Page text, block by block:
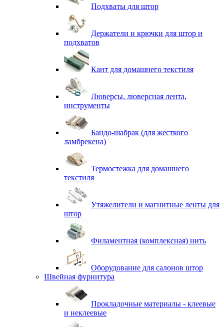
Подхваты для штор
Держатели и крючки для штор и
подхватов
Кант для домашнего текстиля
Люверсы, люверсная лента,
инструменты
Бандо-шабрак (для жесткого
ламбрекена)
Термостежка для домашнего
текстиля
Утяжелители и магнитные ленты для
штор
Филаментная (комплексная) нить
Оборудование для салонов штор
Швейная фурнитура
Прокладочные материалы - клеевые
и неклеевые